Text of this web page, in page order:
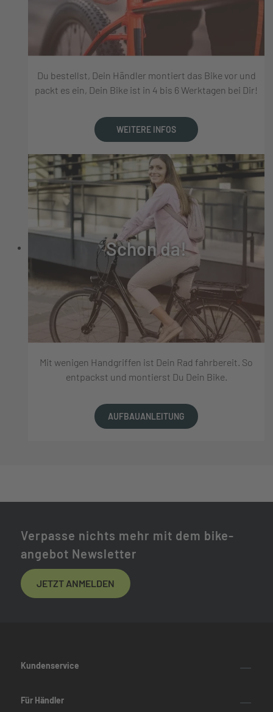
Du bestellst, Dein Händler montiert das Bike vor und
packt es ein, Dein Bike ist in 4 bis 6 Werktagen bei Dir!
WEITERE INFOS
Schon da!
Mit wenigen Handgriffen ist Dein Rad fahrbereit. So
entpackst und montierst Du Dein Bike.
AUFBAUANLEITUNG
Verpasse nichts mehr mit dem bike-
angebot Newsletter
JETZT ANMELDEN
Kundenservice
Für Händler